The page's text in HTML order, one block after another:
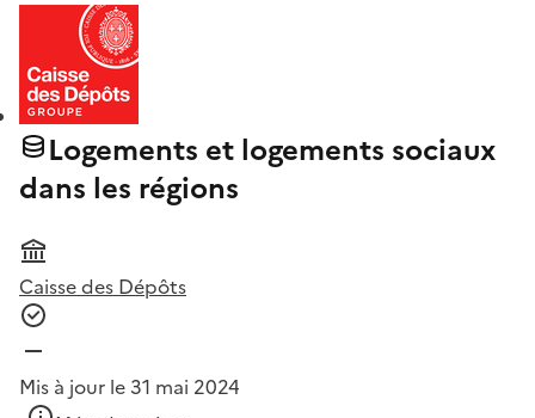
Logements et logements sociaux
dans les régions
Caisse des Dépôts
Mis à jour le 31 mai 2024